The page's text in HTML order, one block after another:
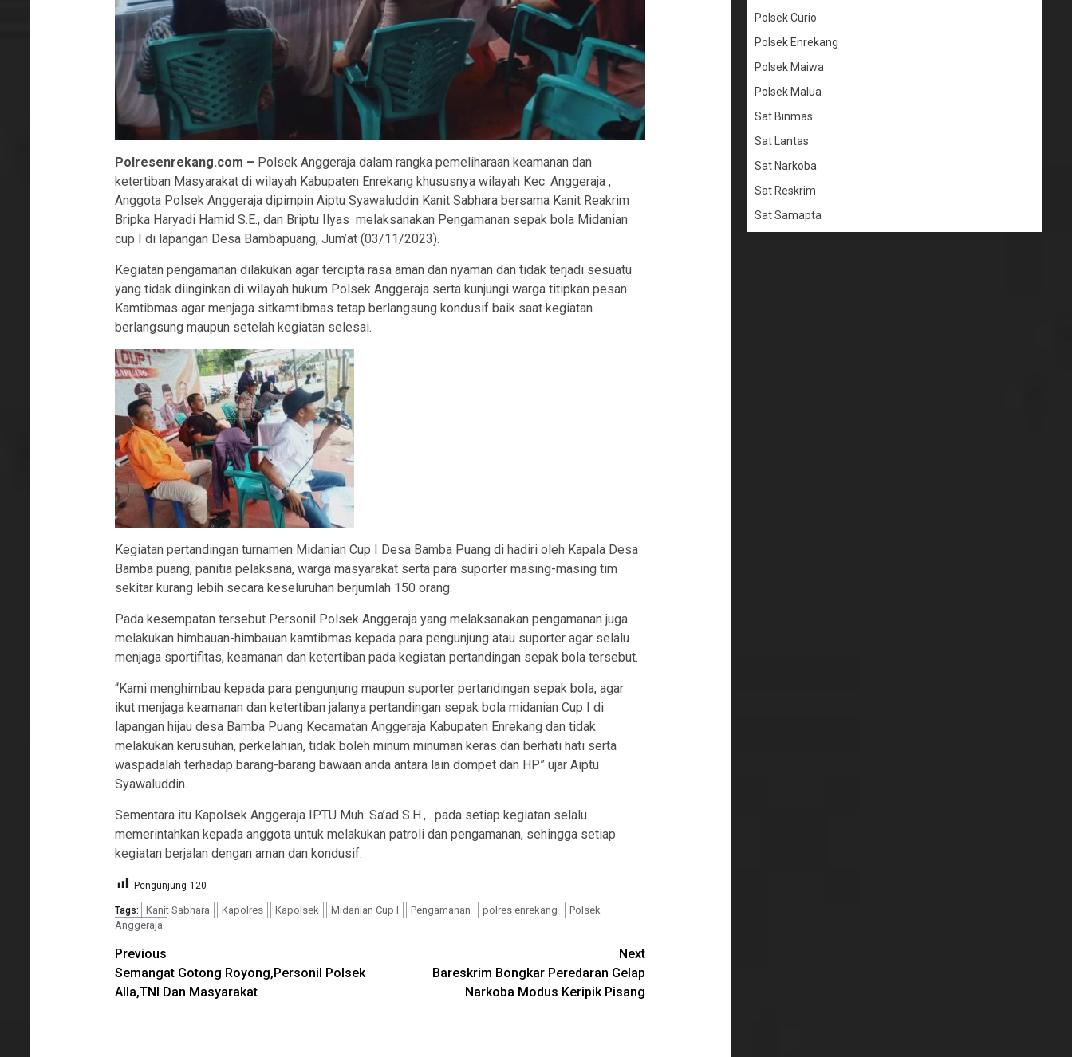
Polresenrekang.com – Polsek Anggeraja dalam rangka pemeliharaan keamanan dan
ketertiban Masyarakat di wilayah Kabupaten Enrekang khususnya wilayah Kec. Anggeraja ,
Anggota Polsek Anggeraja dipimpin Aiptu Syawaluddin Kanit Sabhara bersama Kanit Reakrim
Bripka Haryadi Hamid S.E., dan Briptu Ilyas melaksanakan Pengamanan sepak bola Midanian
cup I di lapangan Desa Bambapuang, Jum’at (03/11/2023).
Kegiatan pengamanan dilakukan agar tercipta rasa aman dan nyaman dan tidak terjadi sesuatu
yang tidak diinginkan di wilayah hukum Polsek Anggeraja serta kunjungi warga titipkan pesan
Kamtibmas agar menjaga sitkamtibmas tetap berlangsung kondusif baik saat kegiatan
berlangsung maupun setelah kegiatan selesai.
Kegiatan pertandingan turnamen Midanian Cup I Desa Bamba Puang di hadiri oleh Kapala Desa
Bamba puang, panitia pelaksana, warga masyarakat serta para suporter masing-masing tim
sekitar kurang lebih secara keseluruhan berjumlah 150 orang.
Pada kesempatan tersebut Personil Polsek Anggeraja yang melaksanakan pengamanan juga
melakukan himbauan-himbauan kamtibmas kepada para pengunjung atau suporter agar selalu
menjaga sportifitas, keamanan dan ketertiban pada kegiatan pertandingan sepak bola tersebut.
“Kami menghimbau kepada para pengunjung maupun suporter pertandingan sepak bola, agar
ikut menjaga keamanan dan ketertiban jalanya pertandingan sepak bola midanian Cup I di
lapangan hijau desa Bamba Puang Kecamatan Anggeraja Kabupaten Enrekang dan tidak
melakukan kerusuhan, perkelahian, tidak boleh minum minuman keras dan berhati hati serta
waspadalah terhadap barang-barang bawaan anda antara lain dompet dan HP” ujar Aiptu
Syawaluddin.
Sementara itu Kapolsek Anggeraja IPTU Muh. Sa’ad S.H., . pada setiap kegiatan selalu
memerintahkan kepada anggota untuk melakukan patroli dan pengamanan, sehingga setiap
kegiatan berjalan dengan aman dan kondusif.
Pengunjung 120
Tags: Kanit Sabhara Kapolres Kapolsek Midanian Cup I Pengamanan polres enrekang
Polsek
Anggeraja
Continue
Reading
Previous
Semangat Gotong Royong,Personil Polsek
Alla,TNI Dan Masyarakat
Next
Bareskrim Bongkar Peredaran Gelap
Narkoba Modus Keripik Pisang
Polsek Curio
Polsek Enrekang
Polsek Maiwa
Polsek Malua
Sat Binmas
Sat Lantas
Sat Narkoba
Sat Reskrim
Sat Samapta